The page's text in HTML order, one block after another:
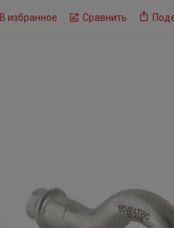
В избранное Сравнить